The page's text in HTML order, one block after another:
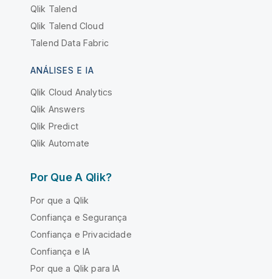
Qlik Talend
Qlik Talend Cloud
Talend Data Fabric
ANÁLISES E IA
Qlik Cloud Analytics
Qlik Answers
Qlik Predict
Qlik Automate
Por Que A Qlik?
Por que a Qlik
Confiança e Segurança
Confiança e Privacidade
Confiança e IA
Por que a Qlik para IA